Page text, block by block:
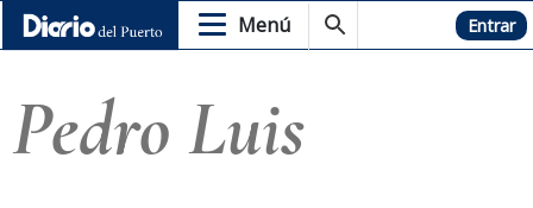
Menú Hemeroteca Entrar
Pedro Luis